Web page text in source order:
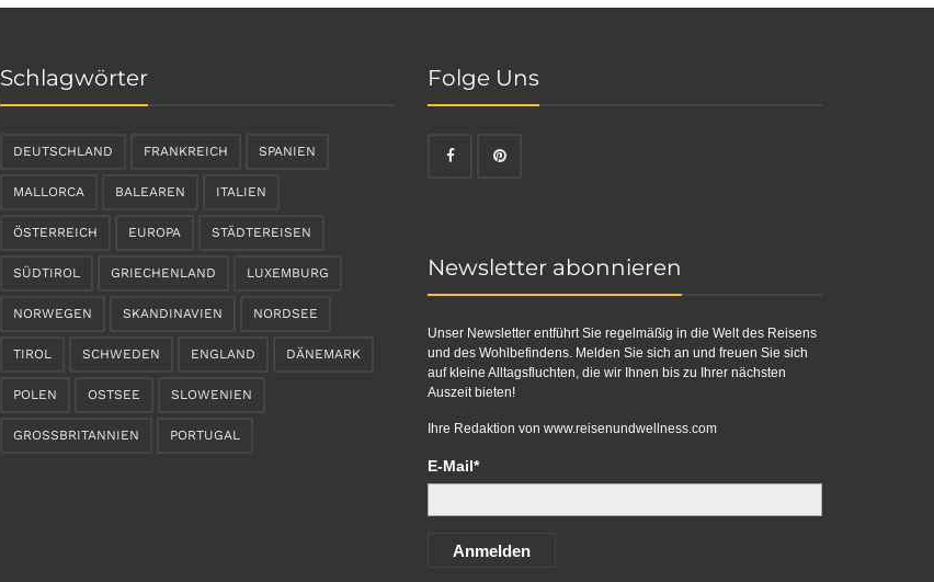
Schlagwörter
DEUTSCHLAND FRANKREICH SPANIEN
MALLORCA BALEAREN ITALIEN
ÖSTERREICH EUROPA STÄDTEREISEN
SÜDTIROL GRIECHENLAND LUXEMBURG
NORWEGEN SKANDINAVIEN NORDSEE
TIROL SCHWEDEN ENGLAND DÄNEMARK
POLEN OSTSEE SLOWENIEN
GROSSBRITANNIEN PORTUGAL
Folge Uns
Newsletter abonnieren
Unser Newsletter entführt Sie regelmäßig in die Welt des Reisens
und des Wohlbefindens. Melden Sie sich an und freuen Sie sich
auf kleine Alltagsfluchten, die wir Ihnen bis zu Ihrer nächsten
Auszeit bieten!
Ihre Redaktion von www.reisenundwellness.com
E-Mail*
Anmelden